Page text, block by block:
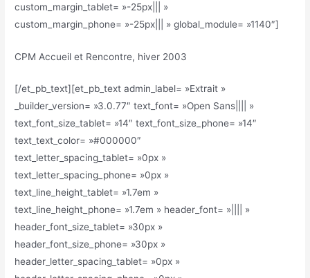
custom_margin_tablet= »-25px||| »
custom_margin_phone= »-25px||| » global_module= »1140″]
CPM Accueil et Rencontre, hiver 2003
[/et_pb_text][et_pb_text admin_label= »Extrait »
_builder_version= »3.0.77″ text_font= »Open Sans|||| »
text_font_size_tablet= »14″ text_font_size_phone= »14″
text_text_color= »#000000″
text_letter_spacing_tablet= »0px »
text_letter_spacing_phone= »0px »
text_line_height_tablet= »1.7em »
text_line_height_phone= »1.7em » header_font= »|||| »
header_font_size_tablet= »30px »
header_font_size_phone= »30px »
header_letter_spacing_tablet= »0px »